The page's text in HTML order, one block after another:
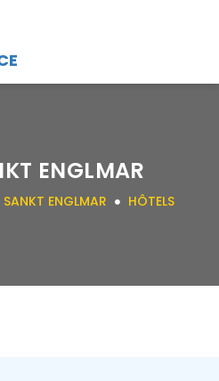
ENGLMAR
SANKT ENGLMAR HÔTELS